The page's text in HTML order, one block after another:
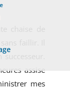
chaise de
faillir. Il
assise
mes